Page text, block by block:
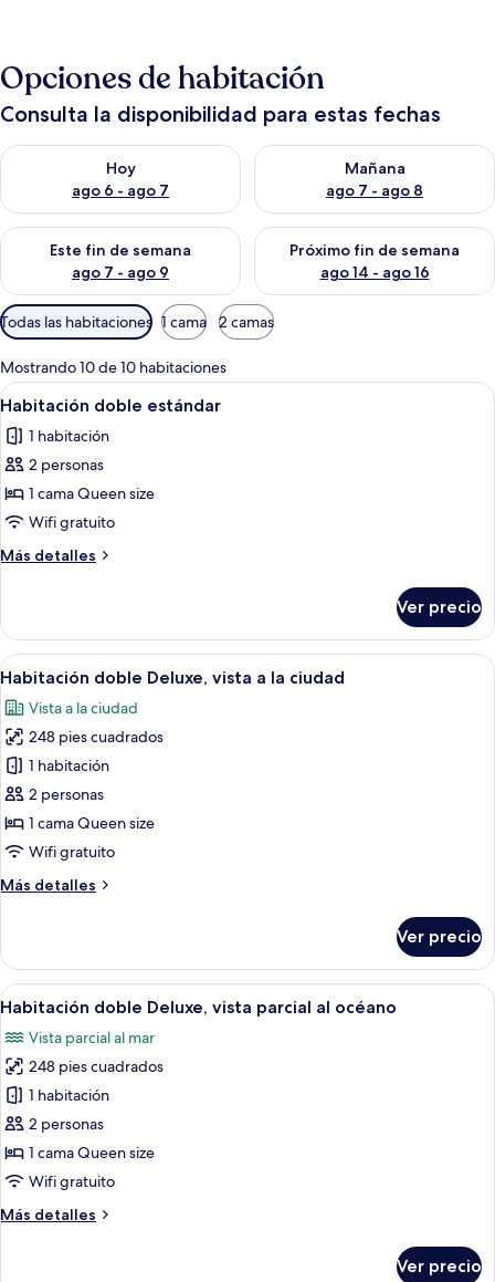
Opciones de habitación
Consulta la disponibilidad para estas fechas
Hoy
ago 6 - ago 7
Consulta la disponibilidad para hoy ago 6 - ago 7
Mañana
ago 7 - ago 8
Consulta la disponibilidad
Este fin de semana
ago 7 - ago 9
Consulta la disponibilidad para este fin de semana ago 7 -
Próximo fin de semana
ago 14 - ago 16
Consulta la disponibilidad
Filtros
disponibles
para
las
habitaciones
Todas las habitaciones 1 cama 2 camas
Mostrando 10 de 10 habitaciones
Abrir
todas
las
fotos
de
Habitación
doble
estándar
Una habitación de hotel con cama,
6
Habitación doble estándar
1 habitación
2 personas
1 cama Queen size
Wifi gratuito
Más detalles
Más
doble
estándar
Ver precio
Abrir
todas
las
fotos
de
Habitación
doble
Deluxe,
a
Una habitación de hotel moderna
6
Habitación doble Deluxe, vista a la ciudad
Vista a la ciudad
248 pies cuadrados
1 habitación
2 personas
1 cama Queen size
Wifi gratuito
Más detalles
Más
doble
Deluxe,
vista
la
ciudad
Ver precio
Abrir
todas
las
fotos
de
Habitación
doble
Deluxe,
parcial
Habitación de hotel con cama,
6
Habitación doble Deluxe, vista parcial al océano
Vista parcial al mar
248 pies cuadrados
1 habitación
2 personas
1 cama Queen size
Wifi gratuito
Más detalles
Más
Ver precio